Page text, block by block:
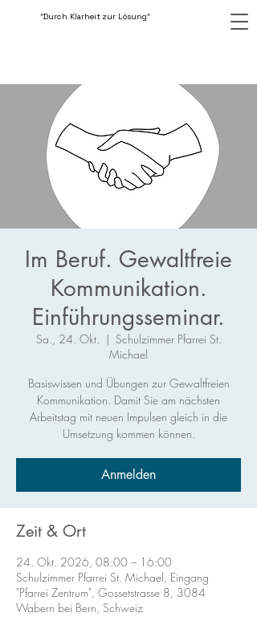
"Durch Klarheit zur Lösung"
Im Beruf. Gewaltfreie
Kommunikation.
Einführungsseminar.
Sa., 24. Okt.
  |
Schulzimmer Pfarrei St.
Michael
Basiswissen und Übungen zur Gewaltfreien
Kommunikation. Damit Sie am nächsten
Arbeitstag mit neuen Impulsen gleich in die
Umsetzung kommen können.
Anmelden
Zeit & Ort
24. Okt. 2026, 08:00 – 16:00
Schulzimmer Pfarrei St. Michael, Eingang
"Pfarrei Zentrum", Gossetstrasse 8, 3084
Wabern bei Bern, Schweiz